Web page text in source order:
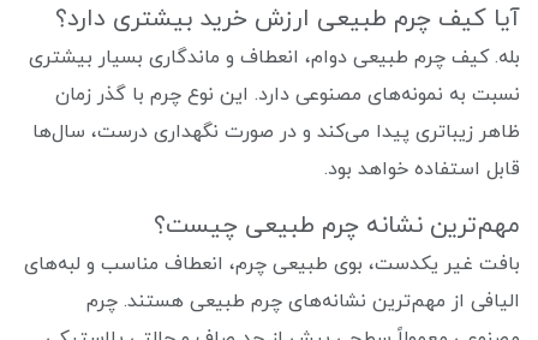
آیا کیف چرم طبیعی ارزش خرید بیشتری دارد؟
بله. کیف چرم طبیعی دوام، انعطاف و ماندگاری بسیار بیشتری
نسبت به نمونه‌های مصنوعی دارد. این نوع چرم با گذر زمان
ظاهر زیباتری پیدا می‌کند و در صورت نگهداری درست، سال‌ها
قابل استفاده خواهد بود.
مهم‌ترین نشانه چرم طبیعی چیست؟
بافت غیر یکدست، بوی طبیعی چرم، انعطاف مناسب و لبه‌های
الیافی از مهم‌ترین نشانه‌های چرم طبیعی هستند. چرم